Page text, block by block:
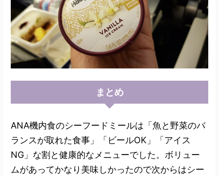
まとめ
ANA機内食のシーフードミールは「魚と野菜のバ
ランスが取れた食事」「ビールOK」「アイス
NG」な割と健康的なメニューでした。ボリュー
ムがあってかなり美味しかったので次からはシー